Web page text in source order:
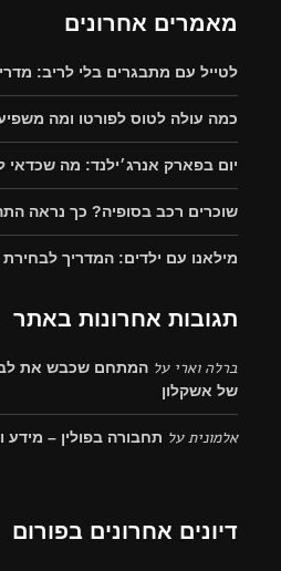
מאמרים אחרונים
לטייל עם מתבגרים בלי לריב:
כמה עולה לטוס לפורטו ומה
יום בפארק אנרג׳ילנד: מה שכדאי
שוכרים רכב בסופיה? כך נראה
מילאנו עם ילדים: המדריך
תגובות אחרונות באתר
ברלה וארי על המתחם שכבש את לב
של אשקלון
אלמוניתעל תחבורה בפולין – מידע
דיונים אחרונים בפורום